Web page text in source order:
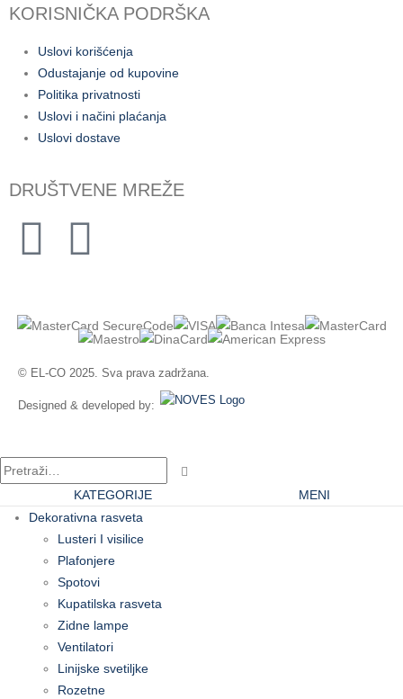
KORISNIČKA PODRŠKA
Uslovi korišćenja
Odustajanje od kupovine
Politika privatnosti
Uslovi i načini plaćanja
Uslovi dostave
DRUŠTVENE MREŽE
© EL-CO 2025. Sva prava zadržana.
Designed & developed by:
KATEGORIJE
MENI
Dekorativna rasveta
Lusteri I visilice
Plafonjere
Spotovi
Kupatilska rasveta
Zidne lampe
Ventilatori
Linijske svetiljke
Rozetne